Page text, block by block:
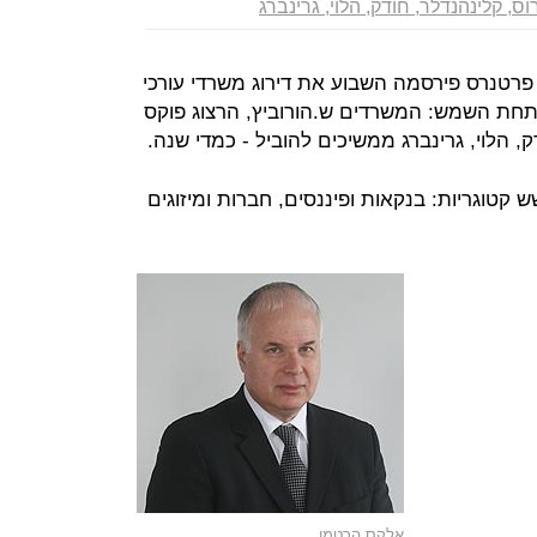
קלינהנדלר, חודק, הלוי, גרינברג
פירסמה השבוע את דירוג משרדי עורכי
תחת השמש: המשרדים ש.הורוביץ, הרצוג פוקס
הלוי, גרינברג ממשיכים להוביל - כמדי שנה.
בנקאות ופיננסים, חברות ומיזוגים